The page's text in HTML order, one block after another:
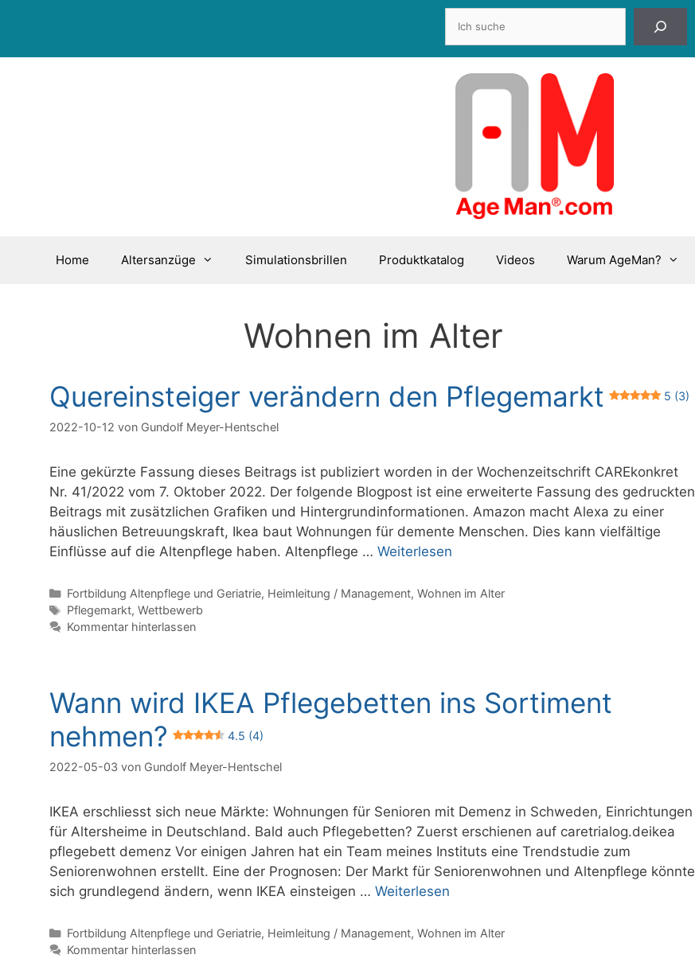
Home Altersanzüge Simulationsbrillen Produktkatalog Videos Warum AgeMan?
Wohnen im Alter
Quereinsteiger verändern den Pflegemarkt 5 (3)
2022-10-12 von Gundolf Meyer-Hentschel
Eine gekürzte Fassung dieses Beitrags ist publiziert worden in der Wochenzeitschrift CAREkonkret
Nr. 41/2022 vom 7. Oktober 2022. Der folgende Blogpost ist eine erweiterte Fassung des gedruckten
Beitrags mit zusätzlichen Grafiken und Hintergrundinformationen. Amazon macht Alexa zu einer
häuslichen Betreuungskraft, Ikea baut Wohnungen für demente Menschen. Dies kann vielfältige
Einflüsse auf die Altenpflege haben. Altenpflege … Weiterlesen
Kategorien
Fortbildung Altenpflege und Geriatrie, Heimleitung / Management, Wohnen im Alter
Schlagwörter
Pflegemarkt, Wettbewerb
Kommentar hinterlassen
Wann wird IKEA Pflegebetten ins Sortiment
nehmen?
4.5 (4)
2022-05-03 von Gundolf Meyer-Hentschel
IKEA erschliesst sich neue Märkte: Wohnungen für Senioren mit Demenz in Schweden, Einrichtungen
für Altersheime in Deutschland. Bald auch Pflegebetten? Zuerst erschienen auf caretrialog.deikea
pflegebett demenz Vor einigen Jahren hat ein Team meines Instituts eine Trendstudie zum
Seniorenwohnen erstellt. Eine der Prognosen: Der Markt für Seniorenwohnen und Altenpflege könnte
sich grundlegend ändern, wenn IKEA einsteigen … Weiterlesen
Kategorien
Fortbildung Altenpflege und Geriatrie, Heimleitung / Management, Wohnen im Alter
Kommentar hinterlassen